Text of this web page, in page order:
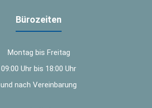
Bürozeiten
Montag bis Freitag
09:00 Uhr bis 18:00 Uhr
und nach Vereinbarung